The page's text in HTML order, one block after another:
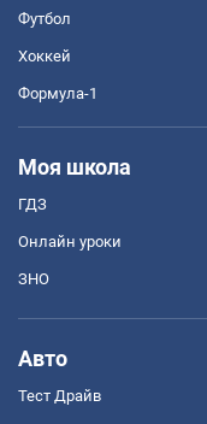
Футбол
Хоккей
Формула-1
Моя школа
ГДЗ
Онлайн уроки
ЗНО
Авто
Тест Драйв